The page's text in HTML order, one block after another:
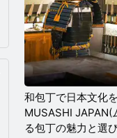
和包丁で日本文化
MUSASHI JAPAN(
る包丁の魅力と選